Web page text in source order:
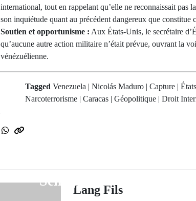
international, tout en rappelant qu’elle ne reconnaissait pas
son inquiétude quant au précédent dangereux que constitue
Soutien et opportunisme : Aux États-Unis, le secrétaire
qu’aucune autre action militaire n’était prévue, ouvrant la
vénézuélienne.
Tagged Venezuela | Nicolás Maduro | Capture |
Narcoterrorisme | Caracas | Géopolitique | Droit
Sénégal
Lang Fils